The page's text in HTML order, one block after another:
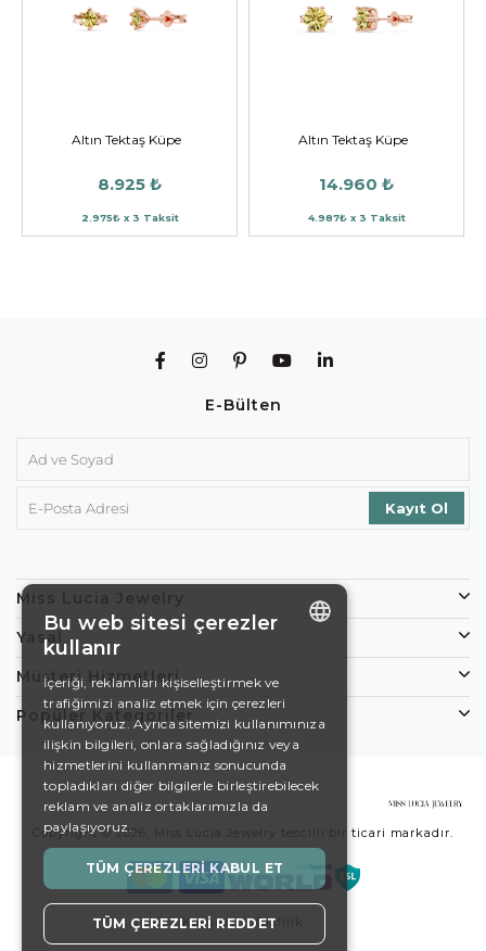
Altın Tektaş Küpe
8.925 ₺
2.975₺ x 3 Taksit
Altın Tektaş Küpe
14.960 ₺
4.987₺ x 3 Taksit
E-Bülten
Miss Lucia Jewelry
Yasal
Müşteri Hizmetleri
Popüler Kategoriler
Copyright © 2026, Miss Lucia Jewelry tescilli bir ticari markadır.
Koşullar Gizlilik
DE
EN
SWEDISH
TURKISH
Bu web sitesi çerezler
kullanır
İçeriği, reklamları kişiselleştirmek ve
trafiğimizi analiz etmek için çerezleri
kullanıyoruz. Ayrıca sitemizi kullanımınıza
ilişkin bilgileri, onlara sağladığınız veya
hizmetlerini kullanmanız sonucunda
topladıkları diğer bilgilerle birleştirebilecek
reklam ve analiz ortaklarımızla da
paylaşıyoruz.
TÜM ÇEREZLERI KABUL ET
TÜM ÇEREZLERI REDDET